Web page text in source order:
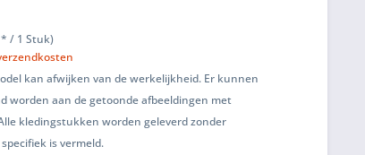
/ 1 Stuk)
kan afwijken van de werkelijkheid. Er kunnen
worden aan de getoonde afbeeldingen met
kledingstukken worden geleverd zonder
is vermeld.